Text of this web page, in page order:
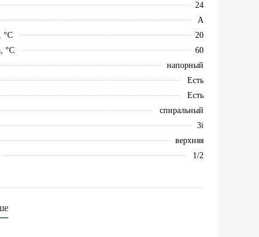
24
А
°С
20
°С
60
напорный
Есть
Есть
спиральный
3i
верхняя
1/2